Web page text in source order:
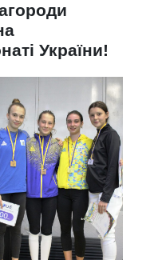
України!